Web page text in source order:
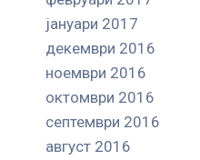
јануари 2017
декември 2016
ноември 2016
октомври 2016
септември 2016
август 2016